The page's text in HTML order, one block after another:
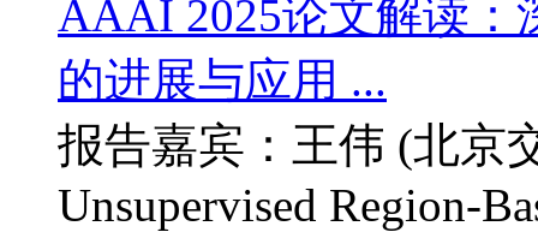
报告嘉宾：王伟 (北京
Unsupervised Region-